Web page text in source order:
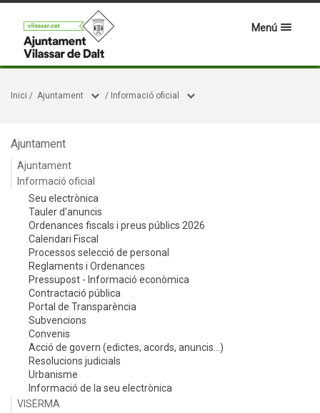
Menú
Inici / Ajuntament / Informació oficial
Ajuntament
Ajuntament
Informació oficial
Seu electrònica
Tauler d'anuncis
Ordenances fiscals i preus públics 2026
Calendari Fiscal
Processos selecció de personal
Reglaments i Ordenances
Pressupost - Informació econòmica
Contractació pública
Portal de Transparència
Subvencions
Convenis
Acció de govern (edictes, acords, anuncis...)
Resolucions judicials
Urbanisme
Informació de la seu electrònica
VISERMA